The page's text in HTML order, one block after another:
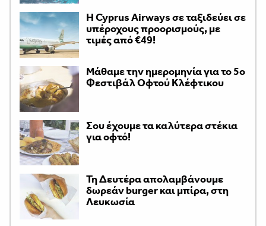
H Cyprus Airways σε ταξιδεύει σε
υπέροχους προορισμούς, με
τιμές από €49!
Μάθαμε την ημερομηνία για το 5ο
Φεστιβάλ Οφτού Κλέφτικου
Σου έχουμε τα καλύτερα στέκια
για οφτό!
Τη Δευτέρα απολαμβάνουμε
δωρεάν burger και μπίρα, στη
Λευκωσία